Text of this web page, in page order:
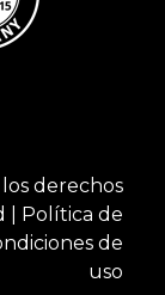
derechos
Política de
de
uso